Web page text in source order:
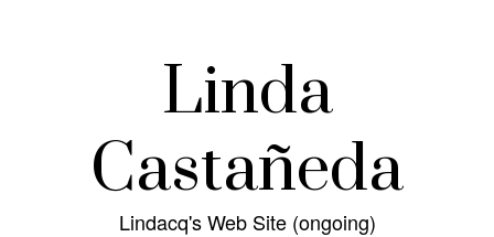
Linda
Castañeda
Lindacq's Web Site (ongoing)